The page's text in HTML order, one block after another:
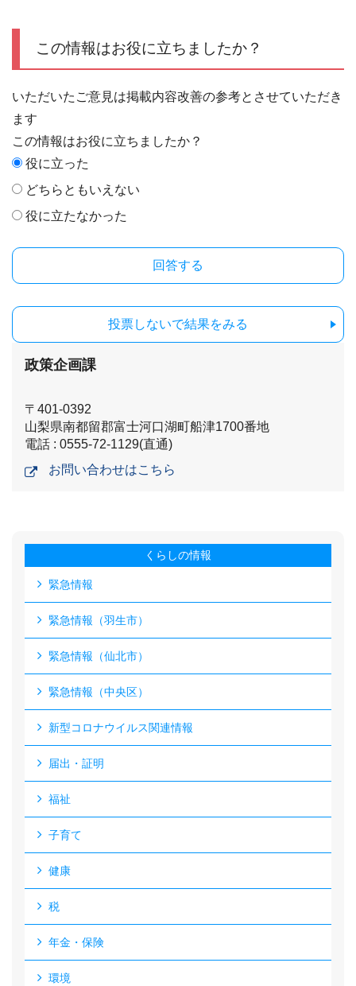
この情報はお役に立ちましたか？
いただいたご意見は掲載内容改善の参考とさせていただき
ます
この情報はお役に立ちましたか？
役に立った
どちらともいえない
役に立たなかった
投票しないで結果をみる
政策企画課
〒401-0392
山梨県南都留郡富士河口湖町船津1700番地
電話 : 0555-72-1129(直通)
お問い合わせはこちら
くらしの情報
緊急情報
緊急情報（羽生市）
緊急情報（仙北市）
緊急情報（中央区）
新型コロナウイルス関連情報
届出・証明
福祉
子育て
健康
税
年金・保険
環境